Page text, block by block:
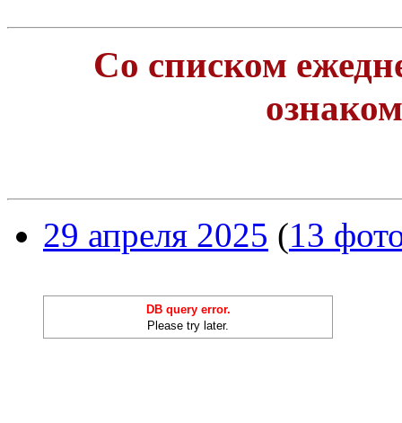
Со списком
29 апреля 2025 (13
DB query error.
Please try later.